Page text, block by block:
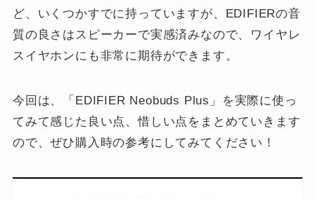
ど、いくつかすでに持っていますが、EDIFIERの音
質の良さはスピーカーで実感済みなので、ワイヤレ
スイヤホンにも非常に期待ができます。
今回は、「EDIFIER Neobuds Plus」を実際に使っ
てみて感じた良い点、惜しい点をまとめていきます
ので、ぜひ購入時の参考にしてみてください！